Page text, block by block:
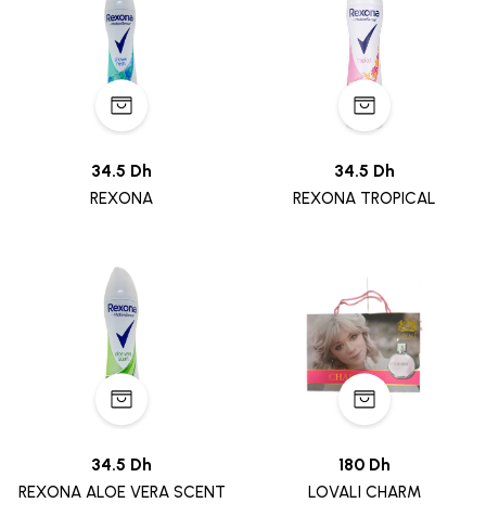
34.5 Dh
REXONA
34.5 Dh
REXONA TROPICAL
34.5 Dh
REXONA ALOE VERA SCENT
180 Dh
LOVALI CHARM